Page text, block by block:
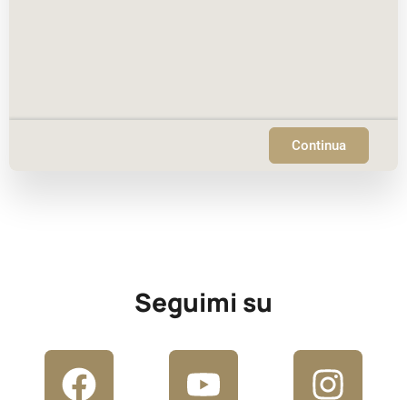
Continua
Seguimi su